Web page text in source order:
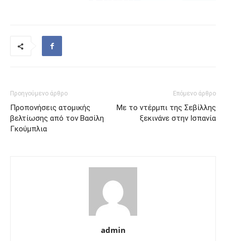
Προηγούμενο άρθρο
Προπονήσεις ατομικής
βελτίωσης από τον Βασίλη
Γκούμπλια
Επόμενο άρθρο
Με το ντέρμπι της Σεβίλλης
ξεκινάνε στην Ισπανία
admin